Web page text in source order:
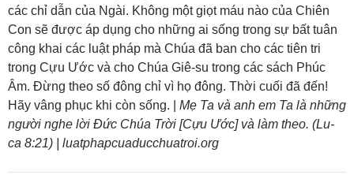
các chỉ dẫn của Ngài. Không một giọt máu nào của Chiên
Con sẽ được áp dụng cho những ai sống trong sự bất tuân
công khai các luật pháp mà Chúa đã ban cho các tiên tri
trong Cựu Ước và cho Chúa Giê-su trong các sách Phúc
Âm. Đừng theo số đông chỉ vì họ đông. Thời cuối đã đến!
Hãy vâng phục khi còn sống. | Mẹ Ta và anh em Ta là những
người nghe lời Đức Chúa Trời [Cựu Ước] và làm theo. (Lu-
ca 8:21) | luatphapcuaducchuatroi.org